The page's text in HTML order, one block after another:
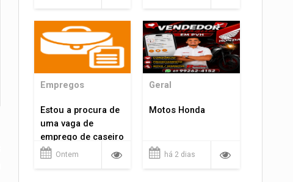
Empregos
Estou a procura de
uma vaga de
emprego de caseiro
em porto velho
Ontem
Geral
Motos Honda
há 2 dias